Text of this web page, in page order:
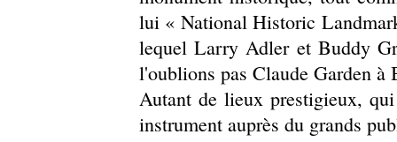
lui « National Historic
lequel Larry Adler et Buddy
l'oublions pas Claude Garden à
Autant de lieux prestigieux,
instrument auprès du grands